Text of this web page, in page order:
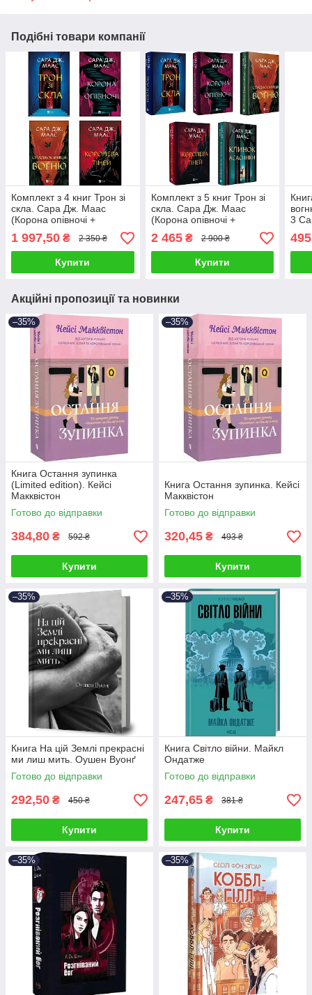
Подібні товари компанії
Комплект з 4 книг Трон зі
скла. Сара Дж. Маас
(Корона опівночі +
Спадкоємиця вогню +
Королева тіней та ін)
1 997,50 ₴ 2 350 ₴
Купити
Комплект з 5 книг Трон зі
скла. Сара Дж. Маас
(Корона опівночі +
Спадкоємиця вогню +
Королева тіней + Клинок
асасинки)
2 465₴ 2 900 ₴
Купити
3
495
Акційні пропозиції та новинки
–35%
Книга Остання зупинка
(Limited edition). Кейсі
Макквістон
Готово до відправки
384,80 ₴ 592 ₴
Купити
–35%
Книга Остання зупинка. Кейсі
Макквістон
Готово до відправки
320,45 ₴ 493 ₴
Купити
–35%
Книга На цій Землі прекрасні
ми лиш мить. Оушен Вуонґ
Готово до відправки
292,50 ₴ 450 ₴
Купити
–35%
Книга Світло війни. Майкл
Ондатже
Готово до відправки
247,65 ₴ 381 ₴
Купити
–35% –35%